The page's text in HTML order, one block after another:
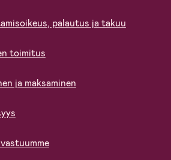
palautus ja takuu
toimitus
ja maksaminen